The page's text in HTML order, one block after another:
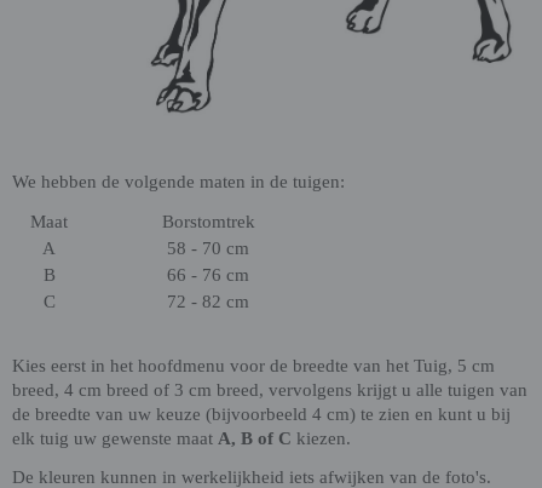
We hebben de volgende maten in de tuigen:
Maat
Borstomtrek
A
58 - 70 cm
B
66 - 76 cm
C
72 - 82 cm
Kies eerst in het hoofdmenu voor de breedte van het Tuig, 5 cm
breed, 4 cm breed of 3 cm breed, vervolgens krijgt u alle tuigen van
de breedte van uw keuze (bijvoorbeeld 4 cm) te zien en kunt u bij
elk tuig uw gewenste maat A, B of C kiezen.
De kleuren kunnen in werkelijkheid iets afwijken van de foto's.